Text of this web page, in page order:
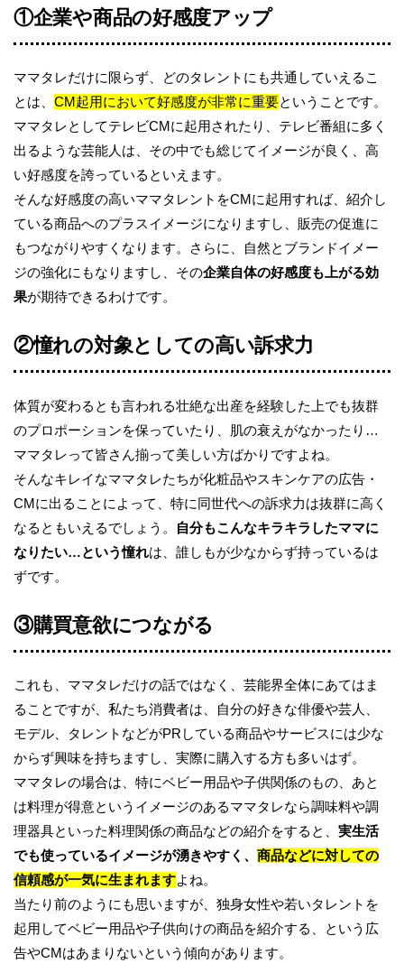
①企業や商品の好感度アップ
ママタレだけに限らず、どのタレントにも共通していえるこ
とは、 CM起用において好感度が非常に重要ということです。
ママタレとしてテレビCMに起用されたり、テレビ番組に多く
出るような芸能人は、その中でも総じてイメージが良く、高
い好感度を誇っているといえます。
そんな好感度の高いママタレントをCMに起用すれば、紹介し
ている商品へのプラスイメージになりますし、販売の促進に
もつながりやすくなります。さらに、自然とブランドイメー
ジの強化にもなりますし、その企業自体の好感度も上がる効
果が期待できるわけです。
②憧れの対象としての高い訴求力
体質が変わるとも言われる壮絶な出産を経験した上でも抜群
のプロポーションを保っていたり、肌の衰えがなかったり…
ママタレって皆さん揃って美しい方ばかりですよね。
そんなキレイなママタレたちが化粧品やスキンケアの広告・
CMに出ることによって、特に同世代への訴求力は抜群に高く
なるともいえるでしょう。
自分もこんなキラキラしたママに
なりたい…という憧れは、誰しもが少なからず持っているは
ずです。
③購買意欲につながる
これも、ママタレだけの話ではなく、芸能界全体にあてはま
ることですが、私たち消費者は、自分の好きな俳優や芸人、
モデル、タレントなどがPRしている商品やサービスには少な
からず興味を持ちますし、実際に購入する方も多いはず。
ママタレの場合は、特にベビー用品や子供関係のもの、あと
は料理が得意というイメージのあるママタレなら調味料や調
理器具といった料理関係の商品などの紹介をすると、 実生活
でも使っているイメージが湧きやすく、 商品などに対しての
信頼感が一気に生まれますよね。
当たり前のようにも思いますが、独身女性や若いタレントを
起用してベビー用品や子供向けの商品を紹介する、という広
告やCMはあまりないという傾向があります。